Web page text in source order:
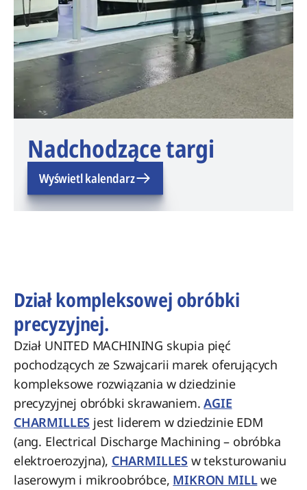
Nadchodzące targi
Wyświetl kalendarz
Dział kompleksowej obróbki
precyzyjnej.
Dział UNITED MACHINING skupia pięć
pochodzących ze Szwajcarii marek oferujących
kompleksowe rozwiązania w dziedzinie
precyzyjnej obróbki skrawaniem.AGIE
CHARMILLES jest liderem w dziedzinie EDM
(ang. Electrical Discharge Machining – obróbka
elektroerozyjna), CHARMILLES w teksturowaniu
laserowym i mikroobróbce, MIKRON MILLwe